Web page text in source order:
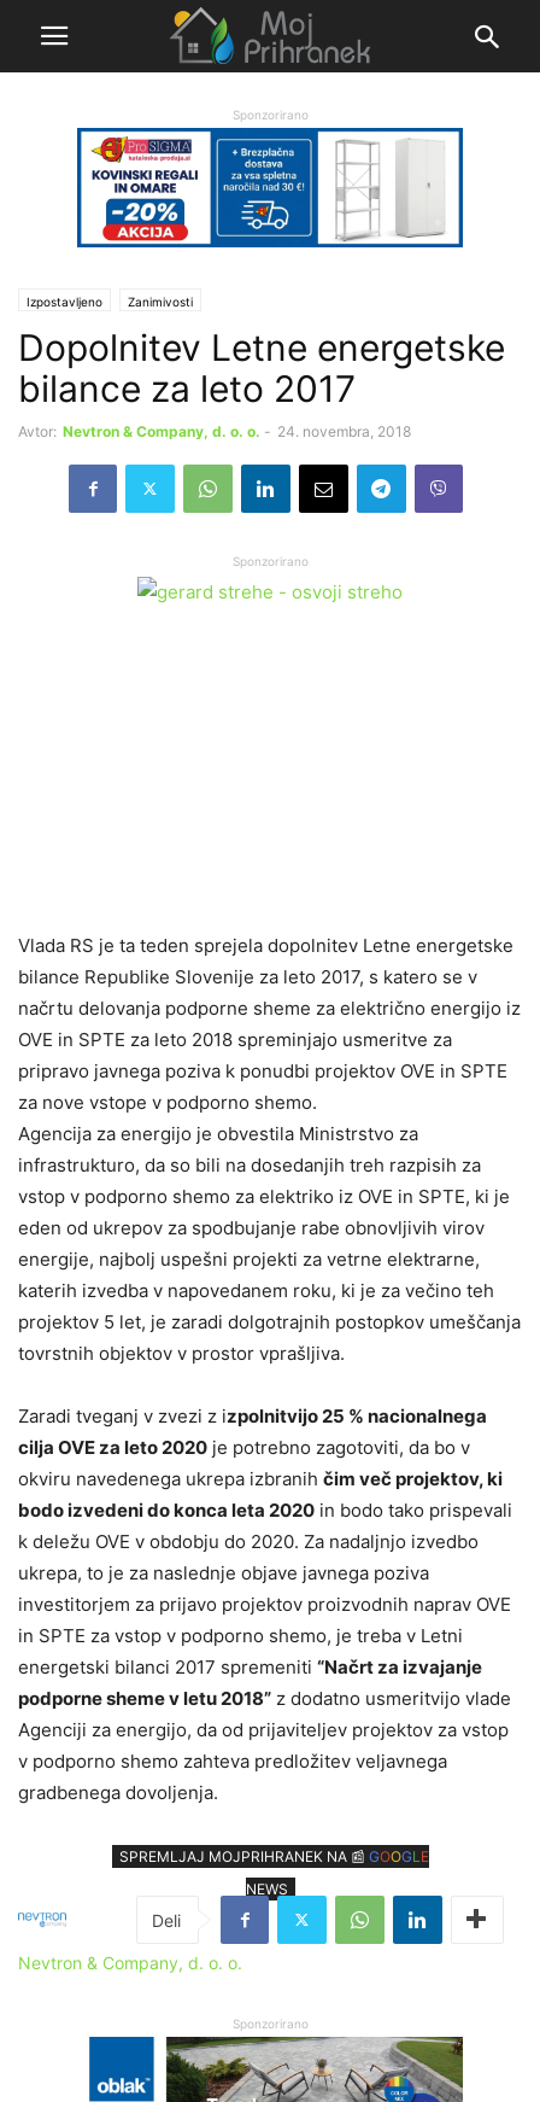
Sponzorirano
Izpostavljeno Zanimivosti
Dopolnitev Letne energetske
bilance za leto 2017
Avtor: Nevtron & Company, d. o. o. - 24. novembra, 2018
Sponzorirano
Vlada RS je ta teden sprejela dopolnitev Letne energetske
bilance Republike Slovenije za leto 2017, s katero se v
načrtu delovanja podporne sheme za električno energijo iz
OVE in SPTE za leto 2018 spreminjajo usmeritve za
pripravo javnega poziva k ponudbi projektov OVE in SPTE
za nove vstope v podporno shemo.
Agencija za energijo je obvestila Ministrstvo za
infrastrukturo, da so bili na dosedanjih treh razpisih za
vstop v podporno shemo za elektriko iz OVE in SPTE, ki je
eden od ukrepov za spodbujanje rabe obnovljivih virov
energije, najbolj uspešni projekti za vetrne elektrarne,
katerih izvedba v napovedanem roku, ki je za večino teh
projektov 5 let, je zaradi dolgotrajnih postopkov umeščanja
tovrstnih objektov v prostor vprašljiva.
Zaradi tveganj v zvezi z izpolnitvijo 25 % nacionalnega
cilja OVE za leto 2020 je potrebno zagotoviti, da bo v
okviru navedenega ukrepa izbranih čim več projektov, ki
bodo izvedeni do konca leta 2020 in bodo tako prispevali
k deležu OVE v obdobju do 2020. Za nadaljnjo izvedbo
ukrepa, to je za naslednje objave javnega poziva
investitorjem za prijavo projektov proizvodnih naprav OVE
in SPTE za vstop v podporno shemo, je treba v Letni
energetski bilanci 2017 spremeniti “Načrt za izvajanje
podporne sheme v letu 2018” z dodatno usmeritvijo vlade
Agenciji za energijo, da od prijaviteljev projektov za vstop
v podporno shemo zahteva predložitev veljavnega
gradbenega dovoljenja.
SPREMLJAJ MOJPRIHRANEK NA 📰 GOOGL E
NEWS
Nevtron & Company, d. o. o.
Sponzorirano